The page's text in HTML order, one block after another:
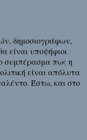
δημοσιογράφων,
είναι υποψήφιοι
συμπέρασμα πως η
είναι απόλυτα
Έστω, και στο